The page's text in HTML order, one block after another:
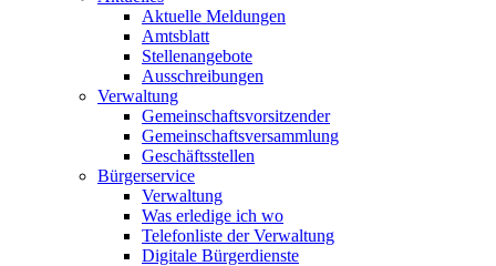
Aktuelle Meldungen
Amtsblatt
Stellenangebote
Ausschreibungen
Verwaltung
Gemeinschaftsvorsitzender
Gemeinschaftsversammlung
Geschäftsstellen
Bürgerservice
Verwaltung
Was erledige ich wo
Telefonliste der Verwaltung
Digitale Bürgerdienste